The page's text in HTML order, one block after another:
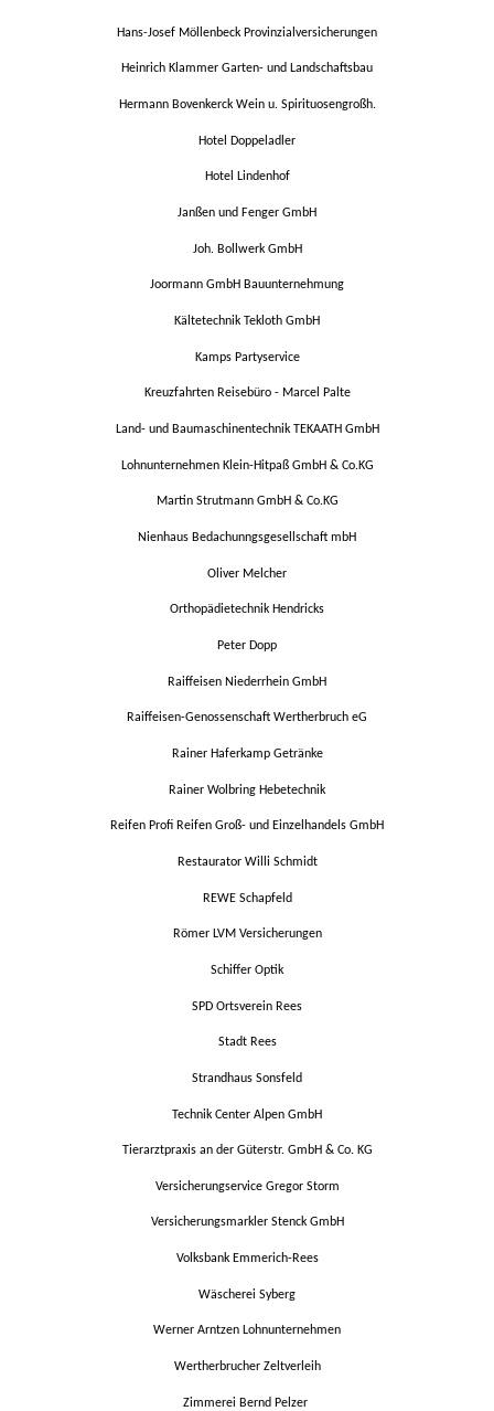
Hans-Josef Möllenbeck Provinzialversicherungen
Heinrich Klammer Garten- und Landschaftsbau
Hermann Bovenkerck Wein u. Spirituosengroßh.
Hotel Doppeladler
Hotel Lindenhof
Janßen und Fenger GmbH
Joh. Bollwerk GmbH
Joormann GmbH Bauunternehmung
Kältetechnik Tekloth GmbH
Kamps Partyservice
Kreuzfahrten Reisebüro - Marcel Palte
Land- und Baumaschinentechnik TEKAATH GmbH
Lohnunternehmen Klein-Hitpaß GmbH & Co.KG
Martin Strutmann GmbH & Co.KG
Nienhaus Bedachunngsgesellschaft mbH
Oliver Melcher
Orthopädietechnik Hendricks
Peter Dopp
Raiffeisen Niederrhein GmbH
Raiffeisen-Genossenschaft Wertherbruch eG
Rainer Haferkamp Getränke
Rainer Wolbring Hebetechnik
Reifen Profi Reifen Groß- und Einzelhandels GmbH
Restaurator Willi Schmidt
REWE Schapfeld
Römer LVM Versicherungen
Schiffer Optik
SPD Ortsverein Rees
Stadt Rees
Strandhaus Sonsfeld
Technik Center Alpen GmbH
Tierarztpraxis an der Güterstr. GmbH & Co. KG
Versicherungservice Gregor Storm
Versicherungsmarkler Stenck GmbH
Volksbank Emmerich-Rees
Wäscherei Syberg
Werner Arntzen Lohnunternehmen
Wertherbrucher Zeltverleih
Zimmerei Bernd Pelzer